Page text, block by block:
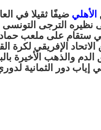
الأهلي ضيفًا ثقيلا في
نظيره الترجى
ستقام على ملعب
الاتحاد الإفريقي
الدم والذهب الأخيرة
إياب دور الثمانية